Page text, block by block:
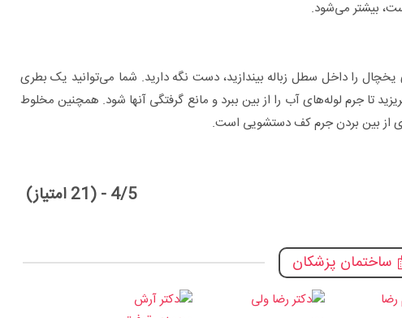
بیشتر می‌شود.
را داخل سطل زباله بیندازید، دست نگه دارید. شما می‌توانید یک بطری
تا جرم لوله‌های آب را از بین ببرد و مانع گرفتگی آنها شود. همچنین مخلوط
از بین بردن جرم کف دستشویی است.
4/5 - (21 امتیاز)
ساختمان پزشکان